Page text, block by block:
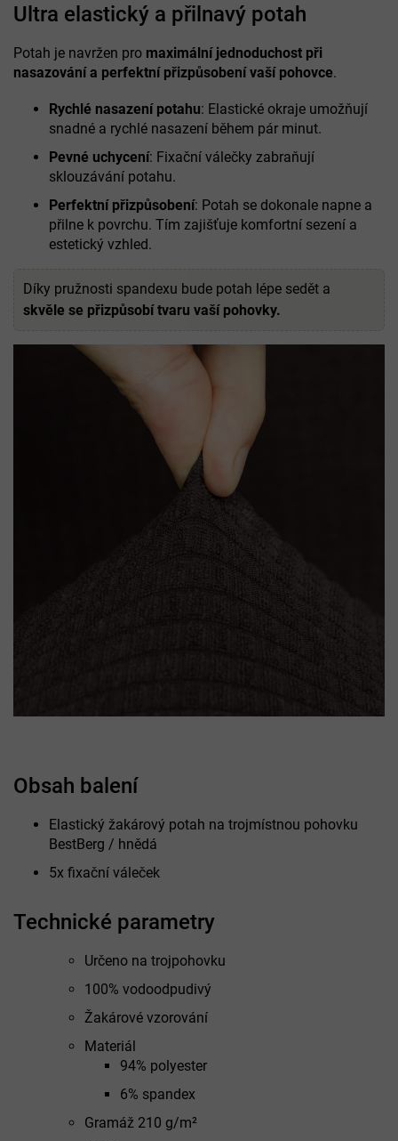
Ultra elastický a přilnavý potah
Potah je navržen pro maximální jednoduchost při
nasazování a perfektní přizpůsobení vaší pohovce.
Rychlé nasazení potahu: Elastické okraje umožňují
snadné a rychlé nasazení během pár minut.
Pevné uchycení: Fixační válečky zabraňují
sklouzávání potahu.
Perfektní přizpůsobení: Potah se dokonale napne a
přilne k povrchu. Tím zajišťuje komfortní sezení a
estetický vzhled.
Díky pružnosti spandexu bude potah lépe sedět a
skvěle se přizpůsobí tvaru vaší pohovky.
Obsah balení
Elastický žakárový potah na trojmístnou pohovku
BestBerg / hnědá
5x fixační váleček
Technické parametry
Určeno na trojpohovku
100% vodoodpudivý
Žakárové vzorování
Materiál
94% polyester
6% spandex
Gramáž 210 g/m²